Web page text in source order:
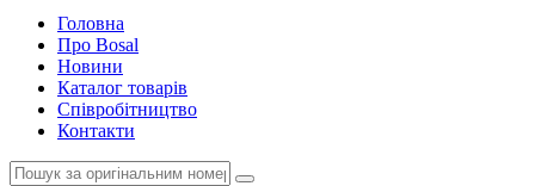
Головна
Про Bosal
Новини
Каталог товарів
Співробітництво
Контакти